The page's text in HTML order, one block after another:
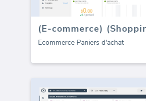
Ecommerce Paniers d'achat